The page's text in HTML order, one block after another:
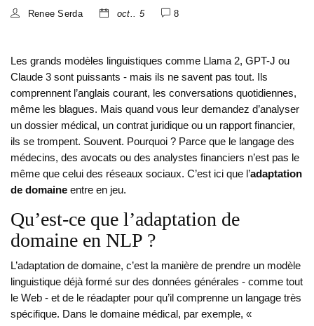
Renee Serda oct.. 5 8
Les grands modèles linguistiques comme Llama 2, GPT-J ou
Claude 3 sont puissants - mais ils ne savent pas tout. Ils
comprennent l’anglais courant, les conversations quotidiennes,
même les blagues. Mais quand vous leur demandez d’analyser
un dossier médical, un contrat juridique ou un rapport financier,
ils se trompent. Souvent. Pourquoi ? Parce que le langage des
médecins, des avocats ou des analystes financiers n’est pas le
même que celui des réseaux sociaux. C’est ici que l’adaptation
de domaine entre en jeu.
Qu’est-ce que l’adaptation de
domaine en NLP ?
L’adaptation de domaine, c’est la manière de prendre un modèle
linguistique déjà formé sur des données générales - comme tout
le Web - et de le réadapter pour qu’il comprenne un langage très
spécifique. Dans le domaine médical, par exemple, «